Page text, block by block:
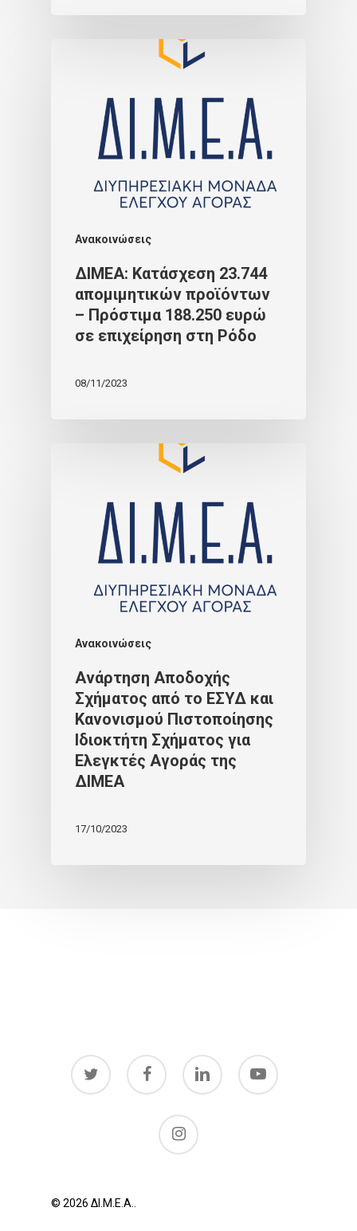
Ανακοινώσεις
ΔΙΜΕΑ: Κατάσχεση 23.744
απομιμητικών προϊόντων
– Πρόστιμα 188.250 ευρώ
σε επιχείρηση στη Ρόδο
08/11/2023
Ανακοινώσεις
Ανάρτηση Αποδοχής
Σχήματος από το ΕΣΥΔ και
Κανονισμού Πιστοποίησης
Ιδιοκτήτη Σχήματος για
Ελεγκτές Αγοράς της
ΔΙΜΕΑ
17/10/2023
twitter facebook linkedin youtube
instagram
© 2026 ΔΙ.Μ.Ε.Α..